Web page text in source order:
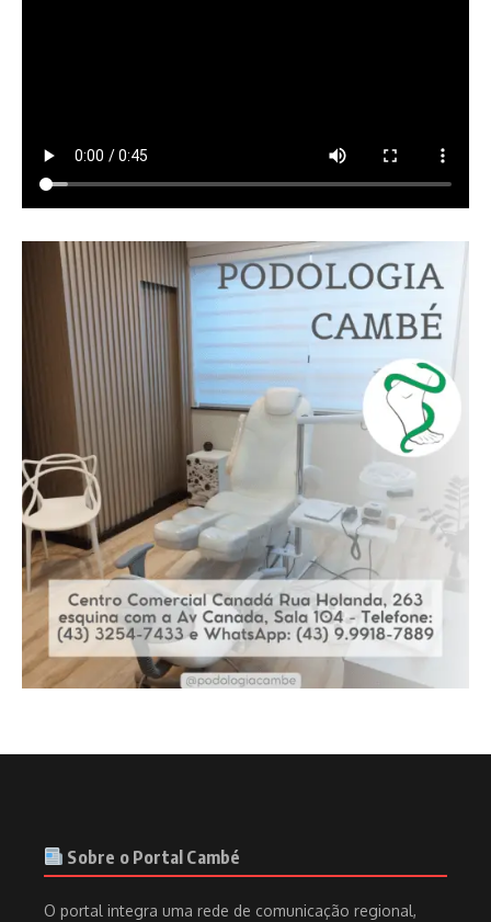
Sobre o Portal Cambé
O portal integra uma rede de comunicação regional,